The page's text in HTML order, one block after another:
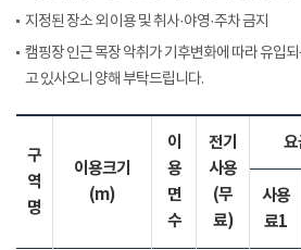
지정된 장소 외 이용 및 취사·야영·주차 금지
캠핑장 인근 목장 악취가 기후변화에 따라 유입
고 있사오니 양해 부탁드립니다.
구
역
명
이용크기
(m)
이
용
면
수
전기
사용
(무
료)
요
사용
료1